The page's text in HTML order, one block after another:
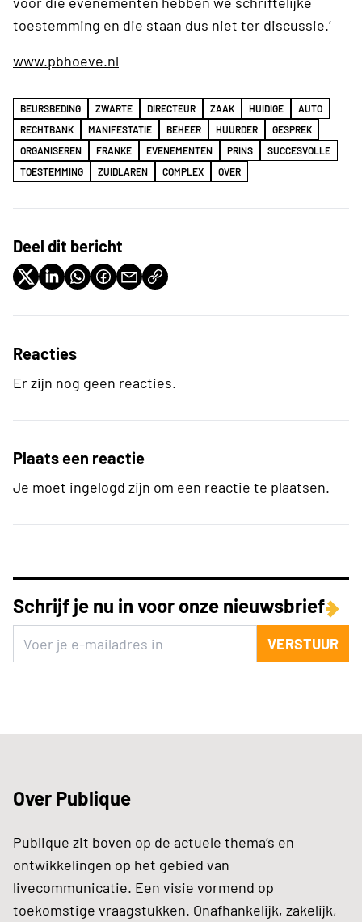
toestemming en die staan dus niet ter discussie.’
www.pbhoeve.nl
BEURSBEDING ZWARTE DIRECTEUR ZAAK HUIDIGE
AUTO
RECHTBANK
MANIFESTATIE BEHEER HUURDER
GESPREK
ORGANISEREN
FRANKE EVENEMENTEN PRINS
SUCCESVOLLE
TOESTEMMING
ZUIDLAREN COMPLEX OVER
Deel dit bericht
Reacties
Er zijn nog geen reacties.
Plaats een reactie
Je moet ingelogd zijn om een reactie te plaatsen.
Schrijf je nu in voor onze nieuwsbrief
VERSTUUR
Over Publique
Publique zit boven op de actuele thema’s en
ontwikkelingen op het gebied van
livecommunicatie. Een visie vormend op
toekomstige vraagstukken. Onafhankelijk, zakelijk,